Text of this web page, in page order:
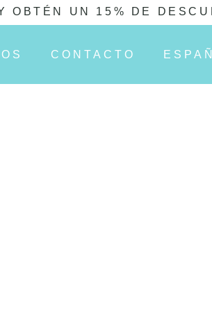
OBTÉN UN 15% DE
CONTACTO